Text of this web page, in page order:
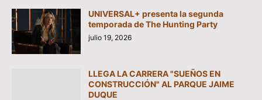
UNIVERSAL+ presenta la segunda
temporada de The Hunting Party
julio 19, 2026
LLEGA LA CARRERA "SUEÑOS EN
CONSTRUCCIÓN" AL PARQUE JAIME
DUQUE